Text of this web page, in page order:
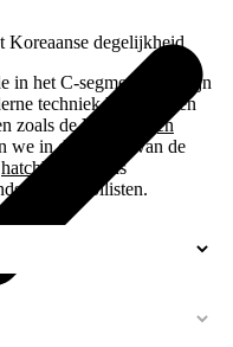
Koreaanse degelijkheid
in het C-segment. Met zijn
techniek biedt hij een
zoals deVolkswagen
we in de wereld van de
hatchback
steeds
automobilisten.